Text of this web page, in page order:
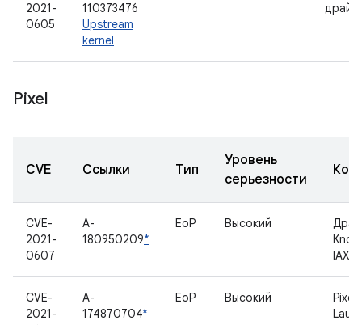
2021-
0605
110373476
Upstream
kernel
Pixel
CVE Ссылки Тип
Уровень
серьезности
CVE-
2021-
0607
A-
180950209*
EoP Высокий
CVE-
2021-
A-
174870704*
EoP Высокий
Pixel